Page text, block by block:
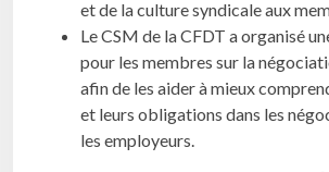
et de la culture syndicale aux
Le CSM de la CFDT a organisé
pour les membres sur la
afin de les aider à mieux
et leurs obligations dans les
les employeurs.